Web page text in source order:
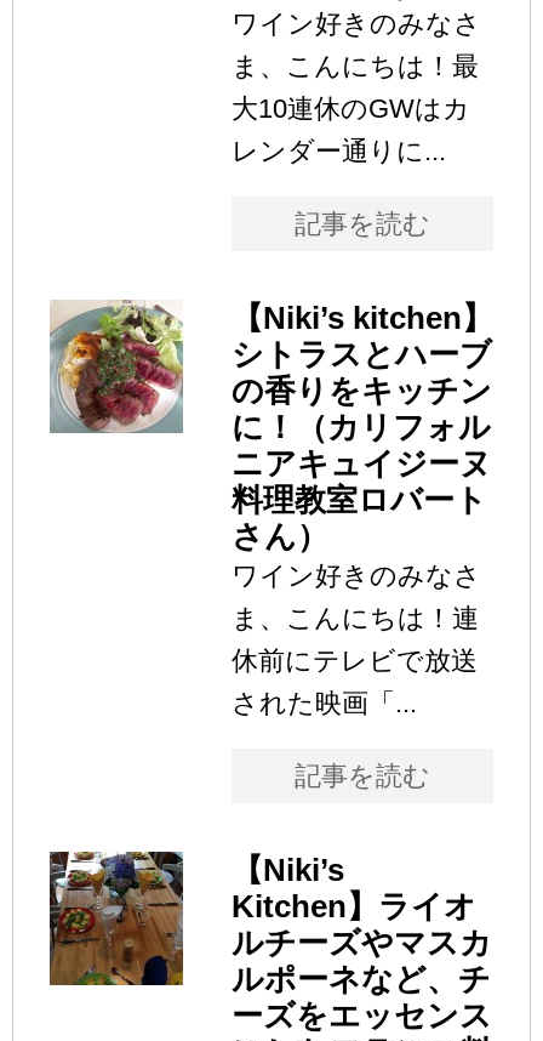
ワイン好きのみなさ
ま、こんにちは！最
大10連休のGWはカ
レンダー通りに...
記事を読む
【Niki’s kitchen】
シトラスとハーブ
の香りをキッチン
に！（カリフォル
ニアキュイジーヌ
料理教室ロバート
さん）
ワイン好きのみなさ
ま、こんにちは！連
休前にテレビで放送
された映画「...
記事を読む
【Niki’s
Kitchen】ライオ
ルチーズやマスカ
ルポーネなど、チ
ーズをエッセンス